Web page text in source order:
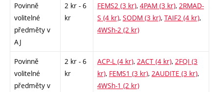
Povinně
volitelné
předměty v
AJ
2 kr - 6
kr
FEMS2 (3 kr), 4PAM (3 kr), 2RMAD-
S (4 kr), SODM (3 kr), TAIF2 (4 kr),
4WSh-2 (2 kr)
Povinně
volitelné
předměty v
2 kr - 6
kr
ACP-L (4 kr), 2ACT (4 kr), 2FQI (3
kr), FEMS1 (3 kr), 2AUDITE (3 kr),
4WSh-1 (2 kr)